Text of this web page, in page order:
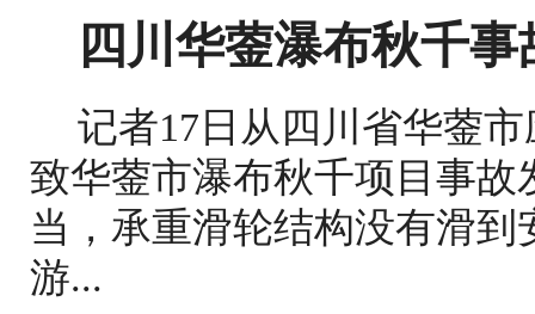
四川华蓥瀑布秋千
记者17日从四川省华蓥
致华蓥市瀑布秋千项目事
当，承重滑轮结构没有滑
游...